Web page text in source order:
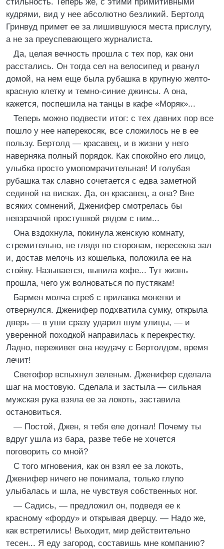
кудрями, вид у нее абсолютно безликий. Бертолд
Гринвуд примет ее за лишившуюся места прислугу,
а не за преуспевающего журналиста.
Да, целая вечность прошла с тех пор, как они
расстались. Он тогда сел на велосипед и рванул
домой, на нем еще была рубашка в крупную желто-
красную клетку и темно-синие джинсы. А она,
кажется, поспешила на танцы в кафе «Моряк»...
Теперь можно подвести итог: с тех давних пор все
пошло у нее наперекосяк, все сложилось не в ее
пользу. Бертолд — красавец, и в жизни у него
наверняка полный порядок. Как спокойно его лицо,
улыбка просто умопомрачительная! И голубая
рубашка так славно сочетается с едва заметной
сединой на висках. Да, он красавец, а она? Вне
всяких сомнений, Дженифер смотрелась бы
невзрачной простушкой рядом с ним...
Она вздохнула, покинула женскую комнату,
стремительно, не глядя по сторонам, пересекла зал
и, достав мелочь из кошелька, положила ее на
стойку. Называется, выпила кофе... Тут жизнь
прошла, чего уж волноваться по пустякам!
Бармен молча сгреб с прилавка монетки и
отвернулся. Дженифер подхватила сумку, открыла
дверь — в уши сразу ударил шум улицы, — и
уверенной походкой направилась к перекрестку.
Ладно, переживет она неудачу с Бертолдом, время
лечит!
Светофор вспыхнул зеленым. Дженифер сделала
шаг на мостовую. Сделала и застыла — сильная
мужская рука взяла ее за локоть, заставила
остановиться.
— Постой, Джен, я тебя еле догнал! Почему ты
вдруг ушла из бара, разве тебе не хочется
поговорить со мной?
С того мгновения, как он взял ее за локоть,
Дженифер ничего не понимала, только глупо
улыбалась и шла, не чувствуя собственных ног.
— Садись, — предложил он, подведя ее к
красному «форду» и открывая дверцу. — Надо же,
как встретились! Выходит, мир действительно
тесен... Я еду загород, составишь мне компанию?